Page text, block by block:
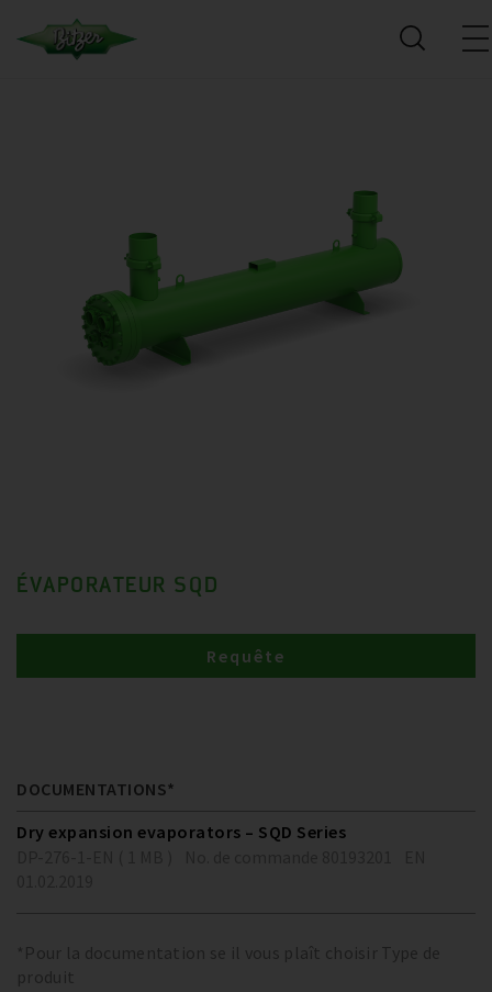
ÉVAPORATEUR SQD
Requête
DOCUMENTATIONS*
Dry expansion evaporators – SQD Series
*Pour la documentation se il vous plaît choisir Type de
produit